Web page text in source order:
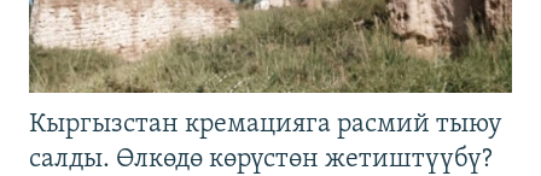
Кыргызстан кремацияга расмий тыюу
салды. Өлкөдө көрүстөн жетиштүүбү?